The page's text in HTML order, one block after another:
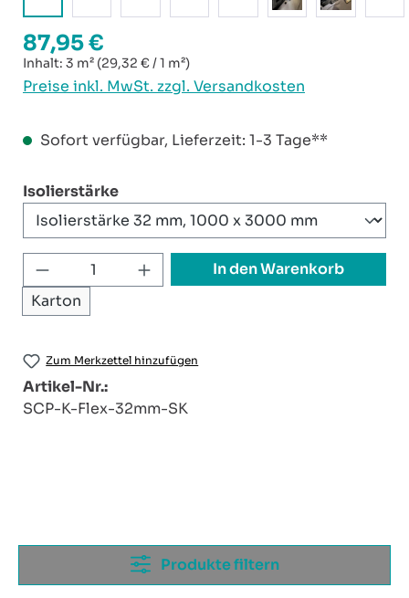
Regulärer Preis:
87,95 €
Inhalt: 3 m² (29,32 € / 1 m²)
Preise inkl. MwSt. zzgl. Versandkosten
Sofort verfügbar, Lieferzeit: 1-3 Tage**
Isolierstärkeauswählen
Produkt Anzahl: Gib den
Karton
In den Warenkorb
Zum Merkzettel hinzufügen
Artikel-Nr.:
SCP-K-Flex-32mm-SK
Produkte filtern